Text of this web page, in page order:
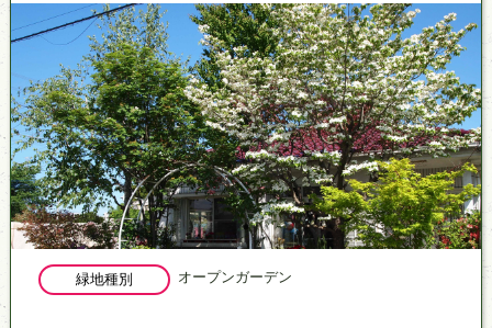
緑地種別 オープンガーデン